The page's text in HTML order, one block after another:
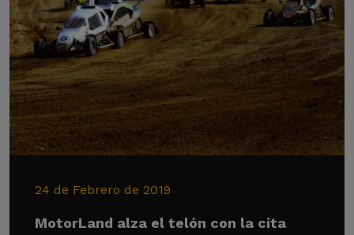
24 de Febrero de 2019
MotorLand alza el telón con la cita